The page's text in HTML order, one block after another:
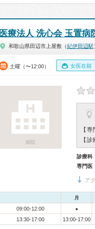
医療法人 洗心会 玉置病
和歌山県田辺市上屋敷（紀伊田辺駅
土曜（〜12:00） 女医在籍
病院
【
【
診療科
専門医
ア
月
09:00-12:00 ●
13:30-17:00 13:00-17:00